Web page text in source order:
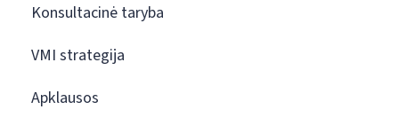
Konsultacinė taryba
VMI strategija
Apklausos